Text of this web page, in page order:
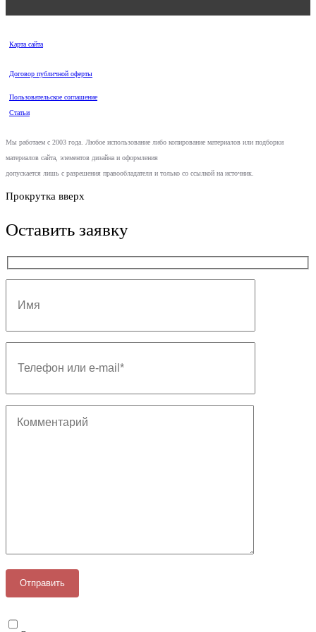
Карта сайта
Договор публичной оферты
Пользовательское соглашение
Статьи
Мы работаем с 2003 года. Любое использование либо копирование материалов или подборки
материалов сайта, элементов дизайна и оформления
допускается лишь с разрешения правообладателя и только со ссылкой на источник.
Прокрутка вверх
Оставить заявку